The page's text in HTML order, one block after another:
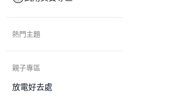
熱門主題
親子專區
放電好去處